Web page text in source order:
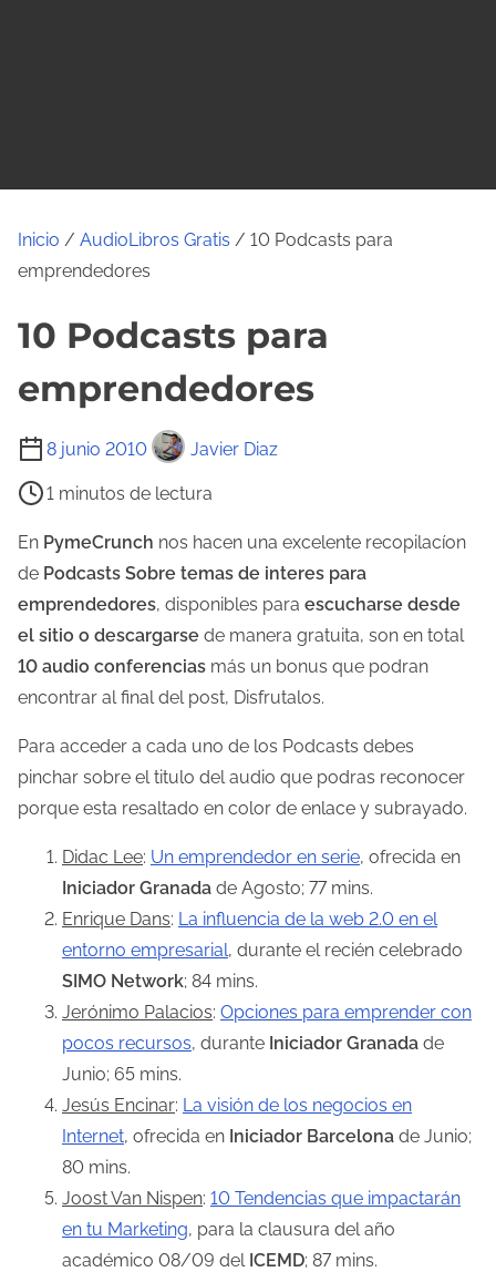
Inicio / AudioLibros Gratis / 10 Podcasts para
emprendedores
10 Podcasts para
emprendedores
8 junio 2010 Javier Diaz
T
e
m
p
o
d
e
l
c
t
u
1 minutos de lectura
En PymeCrunch nos hacen una excelente recopilacíon
de Podcasts Sobre temas de interes para
emprendedores, disponibles para escucharse desde
el sitio o descargarse de manera gratuita, son en total
10 audio conferencias más un bonus que podran
encontrar al final del post, Disfrutalos.
Para acceder a cada uno de los Podcasts debes
pinchar sobre el titulo del audio que podras reconocer
porque esta resaltado en color de enlace y subrayado.
Didac Lee: Un emprendedor en serie, ofrecida en
Iniciador Granada de Agosto; 77 mins.
Enrique Dans: La influencia de la web 2.0 en el
entorno empresarial, durante el recién celebrado
SIMO Network; 84 mins.
Jerónimo Palacios: Opciones para emprender con
pocos recursos, durante Iniciador Granada de
Junio; 65 mins.
Jesús Encinar: La visión de los negocios en
Internet, ofrecida en Iniciador Barcelona de Junio;
80 mins.
Joost Van Nispen: 10 Tendencias que impactarán
en tu Marketing, para la clausura del año
académico 08/09 del ICEMD; 87 mins.